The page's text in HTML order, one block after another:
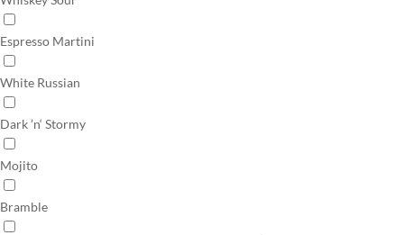
Espresso Martini
White Russian
Dark ’n‘ Stormy
Mojito
Bramble